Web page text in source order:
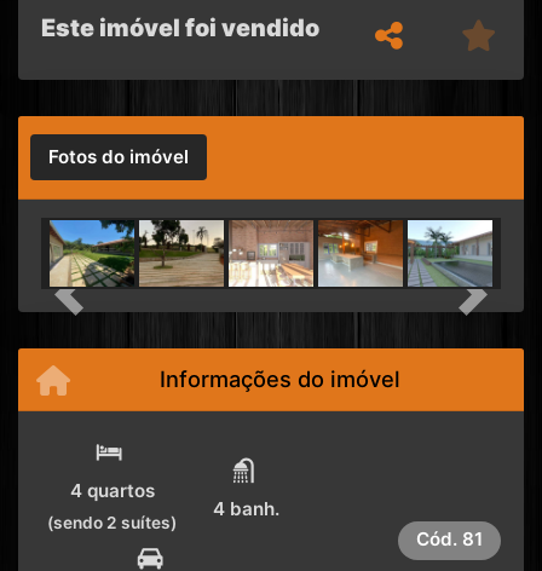
Este imóvel foi vendido
Fotos do imóvel
Previous Next
Informações do imóvel
4 quartos
(sendo 2 suítes)
4 banh.
Cód. 81